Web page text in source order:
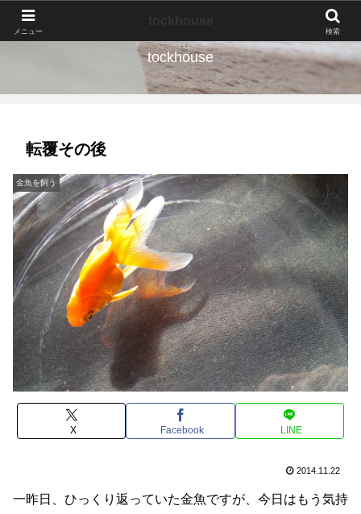
tockhouse
転覆その後
金魚を飼う
X Facebook LINE
2014.11.22
一昨日、ひっくり返っていた金魚ですが、今日はもう気持
メニュー 検索